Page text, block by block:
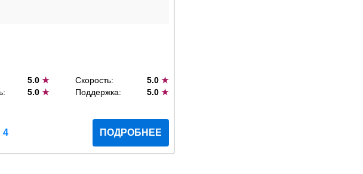
5.0★ Скорость: 5.0 ★
5.0★ Поддержка: 5.0 ★
4 ПОДРОБНЕЕ